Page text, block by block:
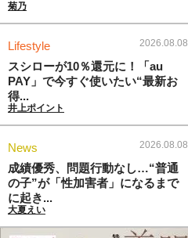
菊乃
Lifestyle 2026.08.08
スシローが10％還元に！「au
PAY」で今すぐ使いたい“最新お
得...
井上ポイント
News 2026.08.08
成績優秀、問題行動なし…“普通
の子”が「性加害者」になるまで
に起き...
大夏えい